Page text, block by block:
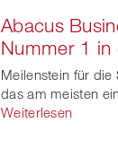
Abacus
Nummer 1 in
Meilenstein für
das am meisten
Weiterlesen